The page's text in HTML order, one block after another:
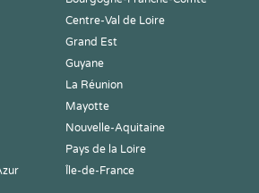
Centre-Val de Loire
Grand Est
Guyane
La Réunion
Mayotte
Nouvelle-Aquitaine
Pays de la Loire
Île-de-France